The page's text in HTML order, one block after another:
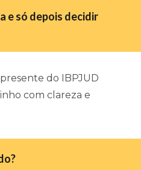
e só depois decidir
do IBPJUD
com clareza e